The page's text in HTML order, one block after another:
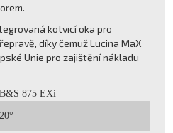
kotvicí oka pro
díky čemuž Lucina MaX
Unie pro zajištění nákladu
B&S 875 EXi
20°